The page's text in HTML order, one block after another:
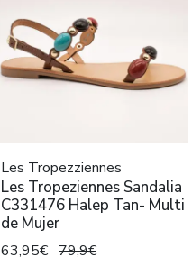
Les Tropezziennes
Les Tropeziennes Sandalia
C331476 Halep Tan- Multi
de Mujer
63,95€ 79,9€